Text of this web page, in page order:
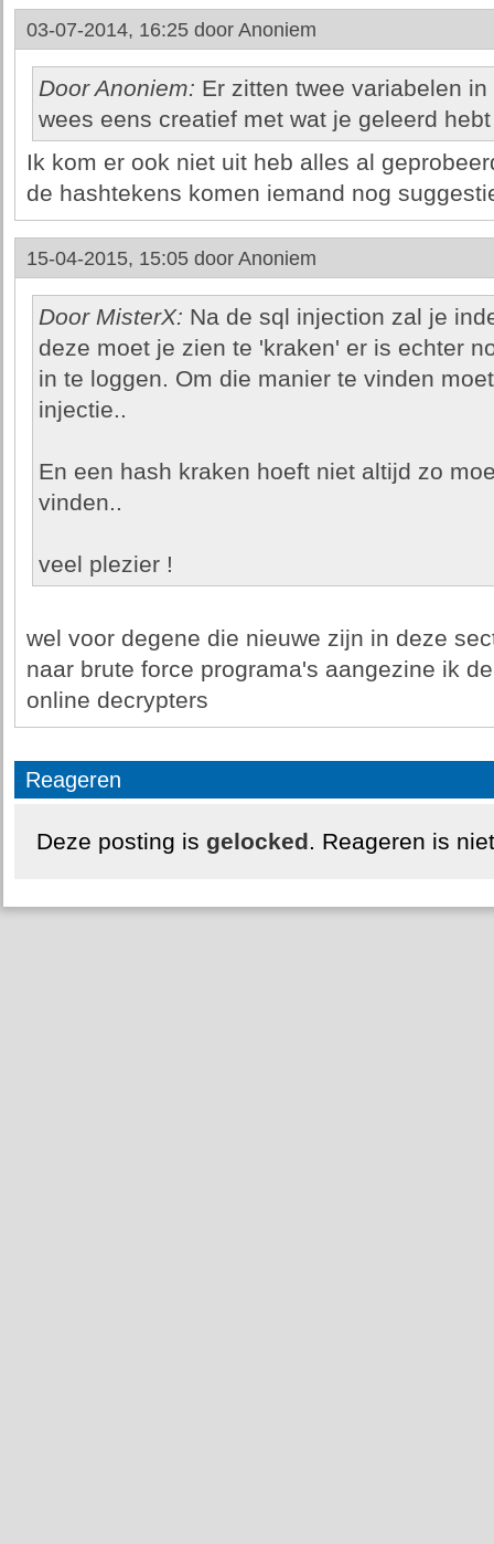
03-07-2014, 16:25 door Anoniem
Door Anoniem: Er zitten twee variabelen
wees eens creatief met wat je geleerd
Ik kom er ook niet uit heb alles al
de hashtekens komen iemand nog
15-04-2015, 15:05 door Anoniem
Door MisterX: Na de sql injection zal je
deze moet je zien te 'kraken' er is echter
in te loggen. Om die manier te vinden
injectie..
En een hash kraken hoeft niet altijd zo
vinden..
veel plezier !
wel voor degene die nieuwe zijn in deze
naar brute force programa's aangezine ik
online decrypters
Reageren
Deze posting is gelocked. Reageren is